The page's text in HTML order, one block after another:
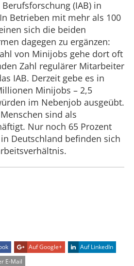
(IAB) in
Betrieben mit mehr als 100
sich die beiden
dagegen zu ergänzen:
von Minijobs gehe dort oft
Zahl regulärer Mitarbeiter
IAB. Derzeit gebe es in
Minijobs – 2,5
im Nebenjob ausgeübt.
sind als
Nur noch 65 Prozent
Deutschland befinden sich
Auf Google+
Auf LinkedIn
E-Mail